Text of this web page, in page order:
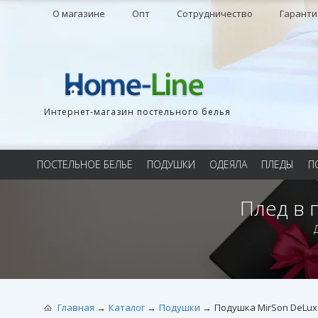
О магазине Опт Сотрудничество
Интернет-магазин постельного белья
ПОСТЕЛЬНОЕ БЕЛЬЕ ПОДУШКИ ОДЕЯЛА ПЛЕДЫ
Плед в
Главная Каталог Подушки Подушка MirSon